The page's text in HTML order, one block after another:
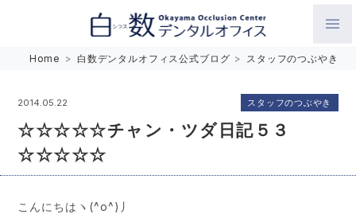
Home > 白数デンタルオフィス公式ブログ > スタッフのつぶやき
2014.05.22
☆☆☆☆☆チャン・ツダ日記５３
☆☆☆☆☆
スタッフのつぶやき
こんにちはヽ(^o^)丿